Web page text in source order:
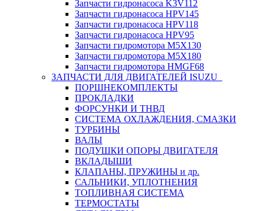
Запчасти гидронасоса K3V112
Запчасти гидронасоса HPV145
Запчасти гидронасоса HPV118
Запчасти гидронасоса HPV95
Запчасти гидромотора M5X130
Запчасти гидромотора M5X180
Запчасти гидромотора HMGF68
ЗАПЧАСТИ ДЛЯ ДВИГАТЕЛЕЙ ISUZU
ПОРШНЕКОМПЛЕКТЫ
ПРОКЛАДКИ
ФОРСУНКИ И ТНВД
СИСТЕМА ОХЛАЖДЕНИЯ, СМАЗКИ
ТУРБИНЫ
ВАЛЫ
ПОДУШКИ ОПОРЫ ДВИГАТЕЛЯ
ВКЛАДЫШИ
КЛАПАНЫ, ПРУЖИНЫ и др.
САЛЬНИКИ, УПЛОТНЕНИЯ
ТОПЛИВНАЯ СИСТЕМА
ТЕРМОСТАТЫ